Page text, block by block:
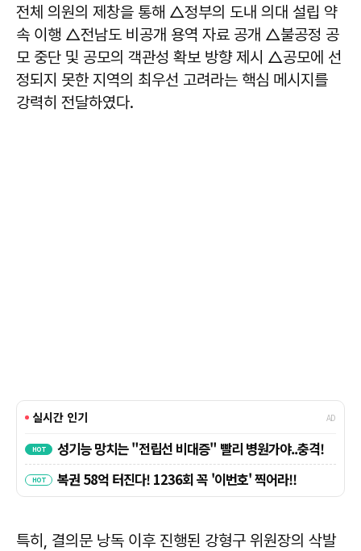
전체 의원의 제창을 통해 △정부의 도내 의대 설립 약
속 이행 △전남도 비공개 용역 자료 공개 △불공정 공
모 중단 및 공모의 객관성 확보 방향 제시 △공모에 선
정되지 못한 지역의 최우선 고려라는 핵심 메시지를
강력히 전달하였다.
특히, 결의문 낭독 이후 진행된 강형구 위원장의 삭발